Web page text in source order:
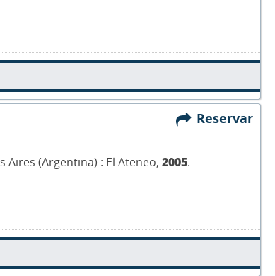
Reservar
Aires (Argentina) : El Ateneo, 2005.